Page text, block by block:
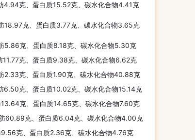
4.94克、蛋白质15.52克、碳水化合物4.41克
18.97克、蛋白质3.77克、碳水化合物3.65克
5.86克、蛋白质8.18克、碳水化合物5.30克
11.77克、蛋白质9.38克、碳水化合物6.62克
2.33克、蛋白质1.90克、碳水化合物40.88克
6.50克、蛋白质10.02克、碳水化合物15.14克
克、蛋白质14.65克、碳水化合物7.60克
60.89克、蛋白质6.04克、碳水化合物4.00克
9.56克、蛋白质2.36克、碳水化合物4.76克